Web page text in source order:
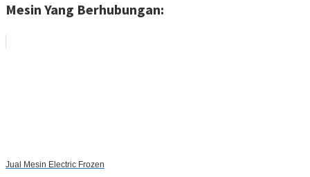
Mesin Yang Berhubungan:
Jual Mesin Electric Frozen